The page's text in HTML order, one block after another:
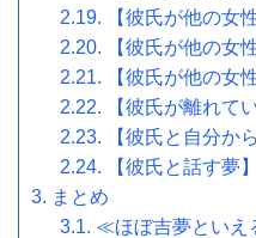
【彼氏が他の女
【彼氏が他の女
【彼氏が他の女
【彼氏が離れて
【彼氏と自分か
【彼氏と話す夢】
まとめ
≪ほぼ吉夢とい